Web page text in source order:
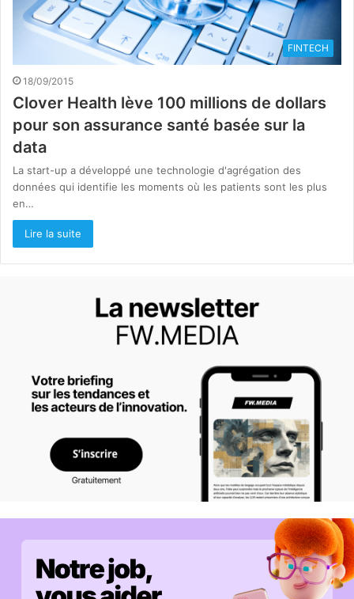
FINTECH
18/09/2015
Clover Health lève 100 millions de dollars
pour son assurance santé basée sur la
data
La start-up a développé une technologie d'agrégation des
données qui identifie les moments où les patients sont les plus
en…
Lire la suite